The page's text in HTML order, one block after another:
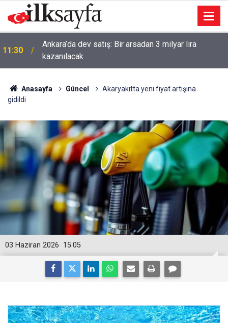
11:30
Ankara’da dev satış: Bir arsadan 3 milyar lira
kazanılacak
Anasayfa Güncel
Akaryakıtta yeni fiyat artışına
gidildi
15:05
03 Haziran 2026